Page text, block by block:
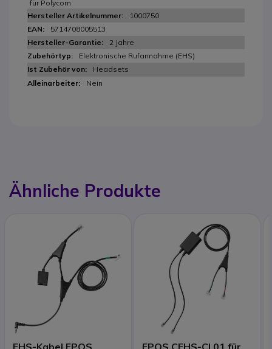
für Polycom
1000750
5714708005513
2 Jahre
Elektronische Rufannahme (EHS)
Headsets
Nein
Ähnliche Produkte
EHS-Kabel EPOS
EPOS CEHS-CI 01 für